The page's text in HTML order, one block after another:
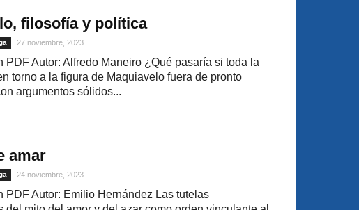
filosofía y política
27 noviembre, 2023
PDF Autor: Alfredo Maneiro ¿Qué pasaría si toda la
torno a la figura de Maquiavelo fuera de pronto
argumentos sólidos...
amar
24 noviembre, 2023
PDF Autor: Emilio Hernández Las tutelas